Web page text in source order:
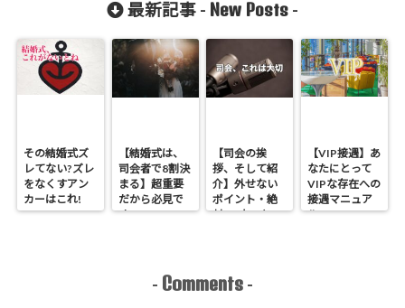
最新記事 - New Posts -
その結婚式ズ
レてない?ズレ
をなくすアン
カーはこれ!
【結婚式は、
司会者で8割決
まる】超重要
だから必見で
す
【司会の挨
拶、そして紹
介】外せない
ポイント・絶
対NGなこと
【VIP接遇】あ
なたにとって
VIPな存在への
接遇マニュア
ル
- Comments -